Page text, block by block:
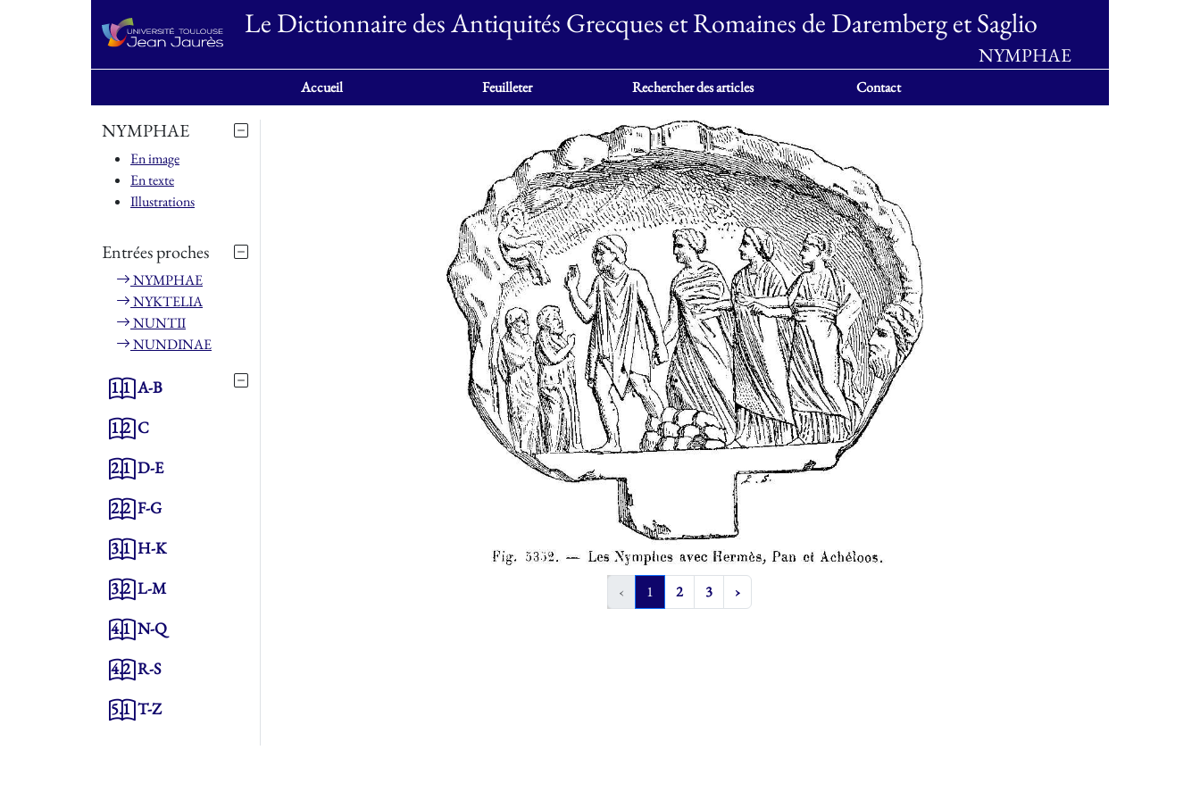
Le Dictionnaire des Antiquités Grecques et Romaines de Daremberg et Saglio
NYMPHAE
Accueil Feuilleter Rechercher des articles Contact
NYMPHAE
En image
En texte
Illustrations
Entrées proches
NYMPHAE
NYKTELIA
NUNTII
NUNDINAE
1.1A-B
1.2C
2.1D-E
2.2F-G
3.1H-K
3.2L-M
4.1N-Q
4.2R-S
5.1T-Z
‹ 1 2 3 ›